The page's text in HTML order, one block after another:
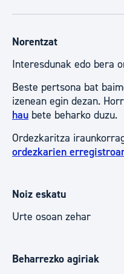
Norentzat
Interesdunak edo bera
Beste pertsona bat
izenean egin dezan.
hau bete beharko duzu.
Ordezkaritza
ordezkarien
Noiz eskatu
Urte osoan zehar
Beharrezko agiriak